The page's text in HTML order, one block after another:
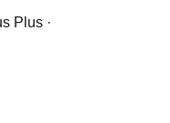
Plus ·